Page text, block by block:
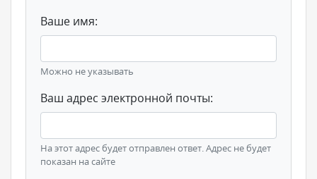
Ваше имя:
Можно не указывать
Ваш адрес электронной почты:
На этот адрес будет отправлен ответ. Адрес не будет
показан на сайте